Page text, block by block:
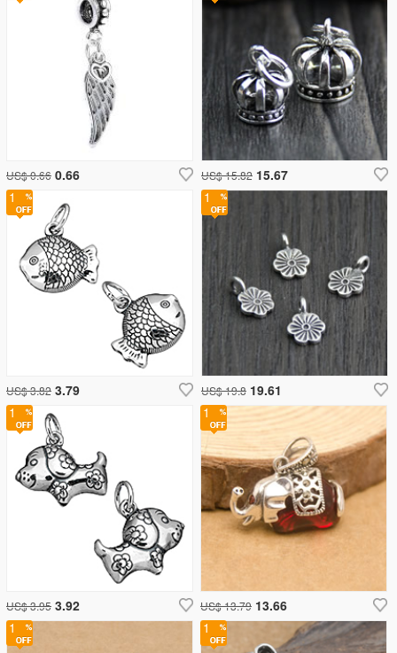
US$ 0.66 0.66
1
US$ 3.95 3.92
1
US$ 3.82 3.79
1
US$ 19.8 19.61
US$ 15.82 15.67
1
US$ 13.79 13.66
1
1